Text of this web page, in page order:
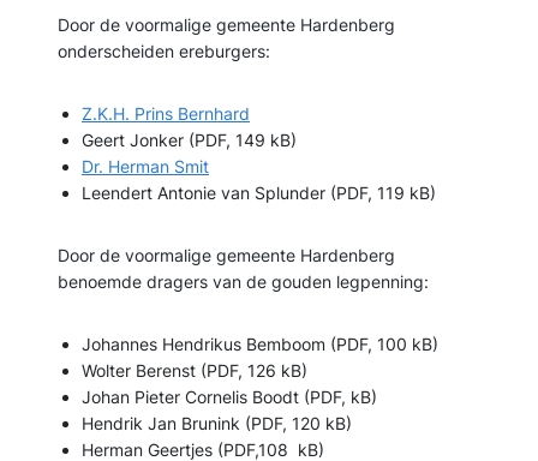
Door de voormalige gemeente Hardenberg
onderscheiden ereburgers:
Z.K.H. Prins Bernhard
Geert Jonker (PDF, 149 kB)
Dr. Herman Smit
Leendert Antonie van Splunder (PDF, 119 kB)
Door de voormalige gemeente Hardenberg
benoemde dragers van de gouden legpenning:
Johannes Hendrikus Bemboom (PDF, 100 kB)
Wolter Berenst (PDF, 126 kB)
Johan Pieter Cornelis Boodt (PDF, kB)
Hendrik Jan Brunink (PDF, 120 kB)
Herman Geertjes (PDF,108 kB)